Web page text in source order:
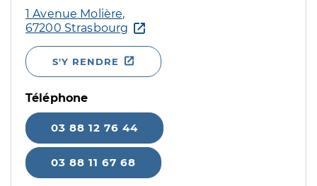
1 Avenue Molière,
67200 Strasbourg
S'Y RENDRE
Téléphone
03 88 12 76 44
03 88 11 67 68